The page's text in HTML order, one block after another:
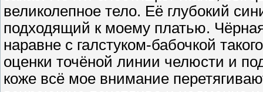
великолепное тело. Её глубокий
подходящий к моему платью.
наравне с галстуком-бабочкой
оценки точёной линии челюсти и
коже всё мое внимание